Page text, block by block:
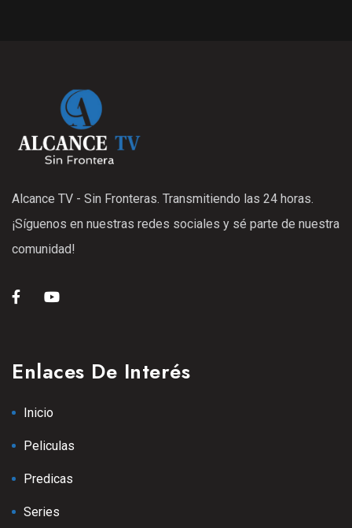
Alcance TV - Sin Fronteras. Transmitiendo las 24 horas.
¡Síguenos en nuestras redes sociales y sé parte de nuestra
comunidad!
Enlaces De Interés
Inicio
Peliculas
Predicas
Series